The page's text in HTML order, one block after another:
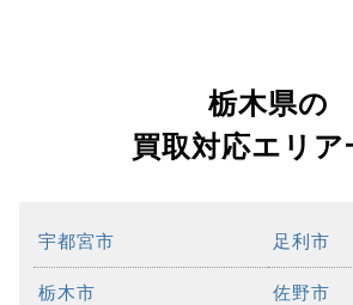
栃木県の
買取対応エリア
宇都宮市 足利市
栃木市 佐野市